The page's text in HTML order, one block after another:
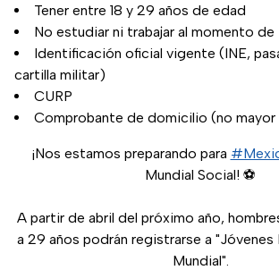
Tener entre 18 y 29 años de edad
No estudiar ni trabajar al momento de
Identificación oficial vigente (INE,
cartilla militar)
CURP
Comprobante de domicilio (no mayor
¡Nos estamos preparando para
Mundial Social! ⚽
A partir de abril del próximo año,
a 29 años podrán registrarse a "Jóvenes
Mundial".